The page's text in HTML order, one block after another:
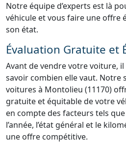
Notre équipe d’experts est là
véhicule et vous faire une offre
son état.
Évaluation Gratuite et
Avant de vendre votre voiture,
savoir combien elle vaut. Notre
voitures à Montolieu (11170)
gratuite et équitable de votre
en compte des facteurs tels
l’année, l’état général et le
une offre compétitive.